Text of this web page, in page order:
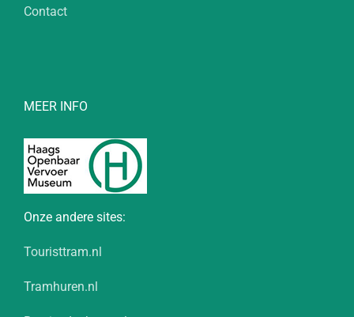
Contact
MEER INFO
Onze andere sites:
Touristtram.nl
Tramhuren.nl